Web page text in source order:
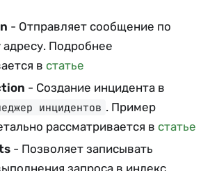
- Отправляет сообщение по
адресу. Подробнее
в статье
- Создание инцидента в
инцидентов . Пример
рассматривается в статье
- Позволяет записывать